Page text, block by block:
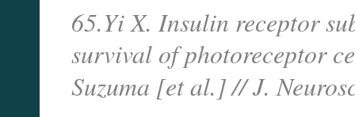
65.Yi X. Insulin receptor
survival of photoreceptor
Suzuma [et al.] // J. Neu